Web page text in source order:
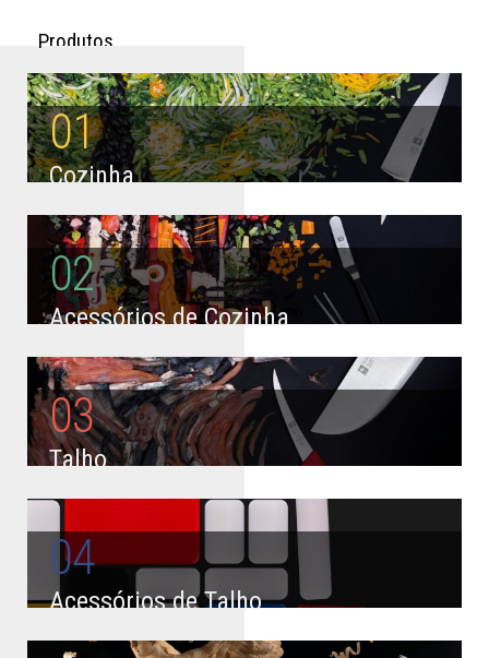
Produtos
01
Cozinha
02
Acessórios de Cozinha
03
Talho
04
Acessórios de Talho